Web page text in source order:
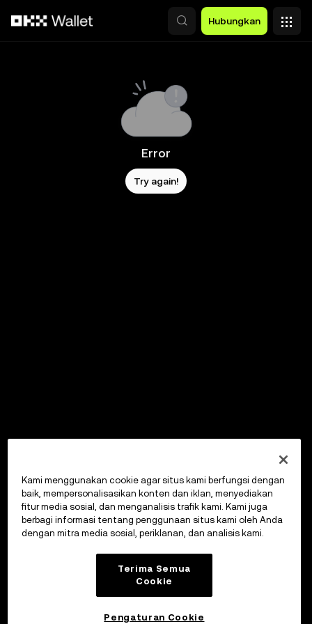
Hubungkan
Error
Try again!
Kami menggunakan cookie agar situs kami berfungsi dengan
baik, mempersonalisasikan konten dan iklan, menyediakan
fitur media sosial, dan menganalisis trafik kami. Kami juga
berbagi informasi tentang penggunaan situs kami oleh Anda
dengan mitra media sosial, periklanan, dan analisis kami.
Terima Semua
Cookie
Pengaturan Cookie